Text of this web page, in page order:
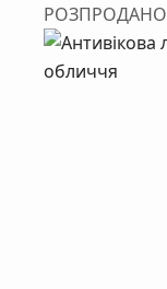
РОЗПРОДАНО